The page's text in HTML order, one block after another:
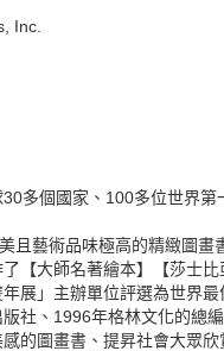
Inc.
多個國家、100多位世界
且藝術品味極高的精緻圖
【大師名著繪本】【莎士
展」主辦單位評選為世界
社、1996年格林文化的總
的圖畫書、提昇社會大眾